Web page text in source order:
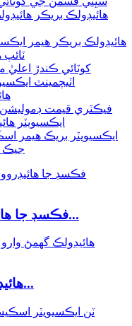
هائيڊولڪ بريڪر
هائيڊولڪ بريڪر هيمر
ٽائپ
کوٽائي ڪندڙ اعليٰ
ايڪسيويٽر
ايڪسيويٽر بريڪ هيمر
جيڪ
HOMIE فڪسڊ جا هائيڊروولڪ پي...
هائيڊولڪ گھمڻ وارو گريپل...